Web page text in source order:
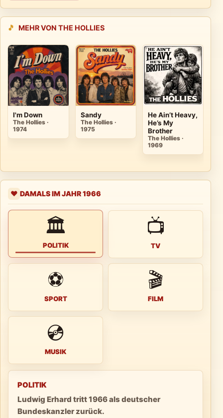
🎵 MEHR VON THE HOLLIES
I'm Down
The Hollies ·
1974
Sandy
The Hollies ·
1975
He Ain’t Heavy,
He’s My
Brother
The Hollies ·
1969
❤️ DAMALS IM JAHR 1966
🏛
POLITIK
📺
TV
⚽
SPORT
🎬
FILM
💿
MUSIK
POLITIK
Ludwig Erhard tritt 1966 als deutscher
Bundeskanzler zurück.